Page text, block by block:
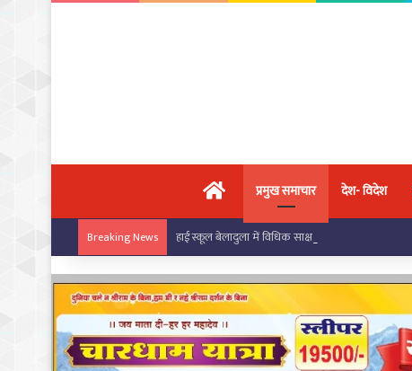
मुख्य पृष्ठप्रमुख समाचार देश- विदेश
Breaking News हाई स्कूल बेलादुला में विधिक साक्षरता शिविर आयोजित,